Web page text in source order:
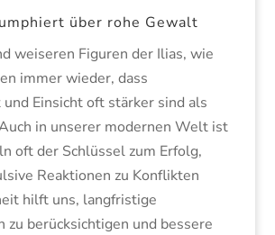
über rohe Gewalt
weiseren Figuren der Ilias, wie
immer wieder, dass
Einsicht oft stärker sind als
in unserer modernen Welt ist
oft der Schlüssel zum Erfolg,
Reaktionen zu Konflikten
hilft uns, langfristige
zu berücksichtigen und bessere